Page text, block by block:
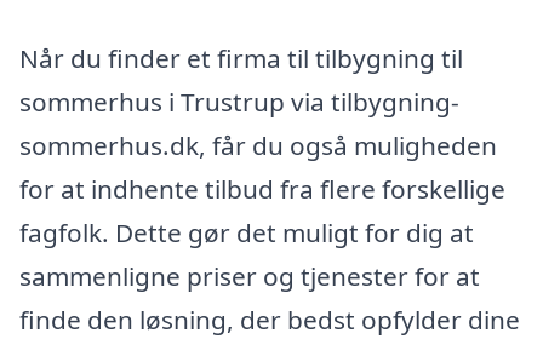
Når du finder et firma til tilbygning til
sommerhus i Trustrup via tilbygning-
sommerhus.dk, får du også muligheden
for at indhente tilbud fra flere forskellige
fagfolk. Dette gør det muligt for dig at
sammenligne priser og tjenester for at
finde den løsning, der bedst opfylder dine